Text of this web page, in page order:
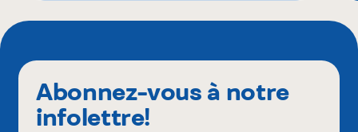
Abonnez-vous à notre
infolettre!